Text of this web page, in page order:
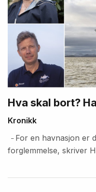
Hva skal bort?
Kronikk
– For en havnasjon er
forglemmelse, skriver